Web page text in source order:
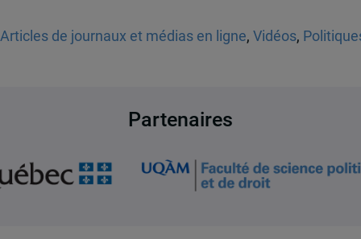
Articles de journaux et médias en ligne, Vidéos,
Partenaires